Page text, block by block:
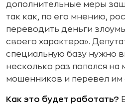
дополнительные меры
так как, по его мнению,
переводить деньги
своего характера».
специальную базу нужно
несколько раз попался на
мошенников и перевел им
Как это будет работать?